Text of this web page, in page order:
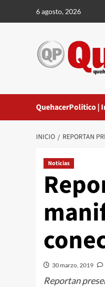
6 agosto, 2026
QuehacerPolitico |
INICIO REPORTAN
Noticias
30 marzo, 2019
Reportan